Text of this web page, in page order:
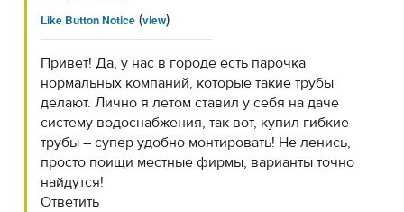
Like Button Notice(view)
Привет! Да, у нас в городе есть парочка
нормальных компаний, которые такие трубы
делают. Лично я летом ставил у себя на даче
систему водоснабжения, так вот, купил гибкие
трубы – супер удобно монтировать! Не ленись,
просто поищи местные фирмы, варианты точно
найдутся!
Ответить